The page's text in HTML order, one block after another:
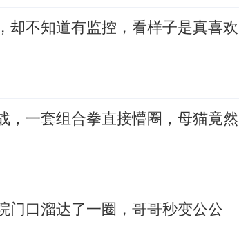
却不知道有监控，看样子是真喜欢
，一套组合拳直接懵圈，母猫竟然
门口溜达了一圈，哥哥秒变公公